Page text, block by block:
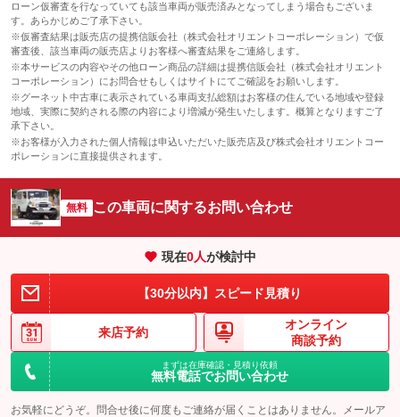
ローン仮審査を行なっていても該当車両が販売済みとなってしまう場合もございま
す。あらかじめご了承下さい。
※仮審査結果は販売店の提携信販会社（株式会社オリエントコーポレーション）で仮
審査後、該当車両の販売店よりお客様へ審査結果をご連絡します。
※本サービスの内容やその他ローン商品の詳細は提携信販会社（株式会社オリエント
コーポレーション）にお問合せもしくはサイトにてご確認をお願いします。
※グーネット中古車に表示されている車両支払総額はお客様の住んでいる地域や登録
地域、実際に契約される際の内容により増減が発生いたします。概算となりますご了
承下さい。
※お客様が入力された個人情報は申込いただいた販売店及び株式会社オリエントコー
ポレーションに直接提供されます。
無料 この車両に関するお問い合わせ
現在0人が検討中
【30分以内】スピード見積り
来店予約
オンライン
商談予約
まずは在庫確認・見積り依頼
無料電話でお問い合わせ
お気軽にどうぞ。問合せ後に何度もご連絡が届くことはありません。メールア